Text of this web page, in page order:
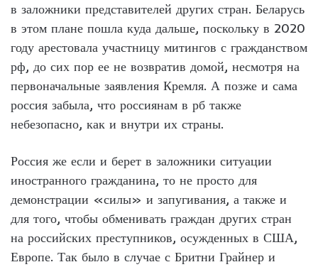
в заложники представителей других стран. Беларусь
в этом плане пошла куда дальше, поскольку в 2020
году арестовала участницу митингов с гражданством
рф, до сих пор ее не возвратив домой, несмотря на
первоначальные заявления Кремля. А позже и сама
россия забыла, что россиянам в рб также
небезопасно, как и внутри их страны.
Россия же если и берет в заложники ситуации
иностранного гражданина, то не просто для
демонстрации «силы» и запугивания, а также и
для того, чтобы обменивать граждан других стран
на российских преступников, осужденных в США,
Европе. Так было в случае с Бритни Грайнер и